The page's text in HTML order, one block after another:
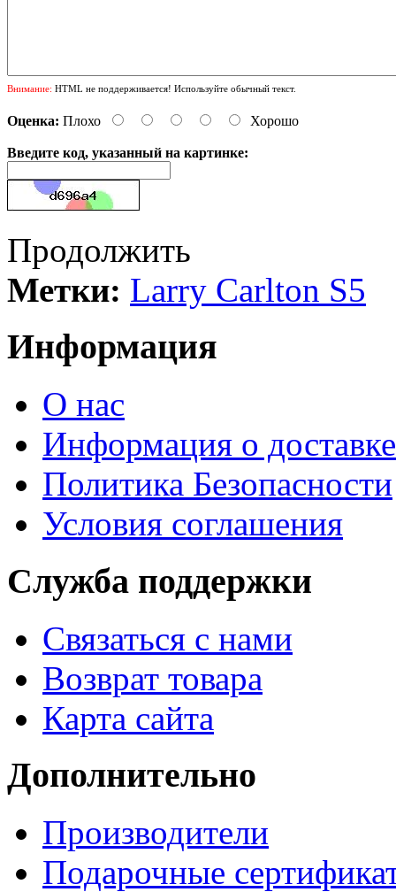
Внимание: HTML не поддерживается! Используйте обычный текст.
Оценка: Плохо Хорошо
Введите код, указанный на картинке:
Продолжить
Метки: Larry Carlton S5
Информация
О нас
Информация о доставке
Политика Безопасности
Условия соглашения
Служба поддержки
Связаться с нами
Возврат товара
Карта сайта
Дополнительно
Производители
Подарочные